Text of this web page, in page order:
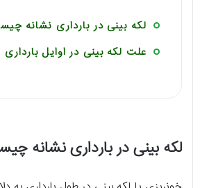
لکه بینی در بارداری نشانه
علت لکه بینی در اوایل بارداری
لکه بینی در بارداری نشانه